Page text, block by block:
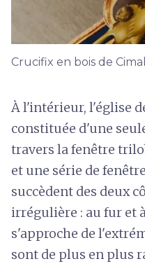
Crucifix en bois de
À l'intérieur, l'église
constituée d'une
travers la fenêtre
et une série de
succèdent des deux
irrégulière : au fur et
s'approche de
sont de plus en plus